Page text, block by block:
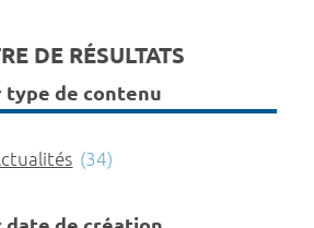
DE RÉSULTATS
type de contenu
(34)